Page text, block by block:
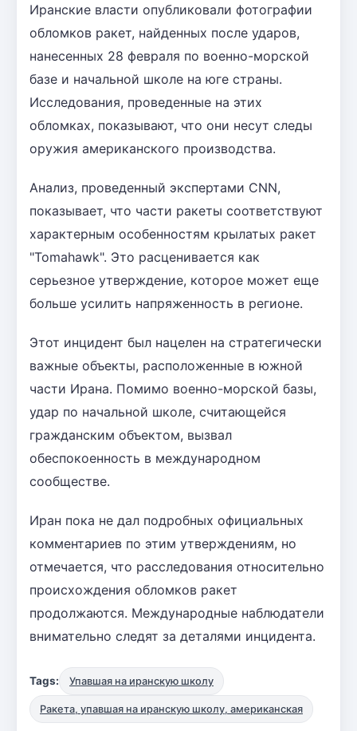
Иранские власти опубликовали фотографии
обломков ракет, найденных после ударов,
нанесенных 28 февраля по военно-морской
базе и начальной школе на юге страны.
Исследования, проведенные на этих
обломках, показывают, что они несут следы
оружия американского производства.
Анализ, проведенный экспертами CNN,
показывает, что части ракеты соответствуют
характерным особенностям крылатых ракет
"Tomahawk". Это расценивается как
серьезное утверждение, которое может еще
больше усилить напряженность в регионе.
Этот инцидент был нацелен на стратегически
важные объекты, расположенные в южной
части Ирана. Помимо военно-морской базы,
удар по начальной школе, считающейся
гражданским объектом, вызвал
обеспокоенность в международном
сообществе.
Иран пока не дал подробных официальных
комментариев по этим утверждениям, но
отмечается, что расследования относительно
происхождения обломков ракет
продолжаются. Международные наблюдатели
внимательно следят за деталями инцидента.
Tags: Упавшая на иранскую школу
Ракета, упавшая на иранскую школу, американская